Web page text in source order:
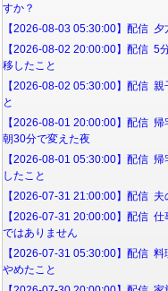
すか？
【2026-08-03 05:30:00】配信
【2026-08-02 20:00:00】配信 5
移したこと
【2026-08-02 05:30:00】配信
と
【2026-08-01 20:00:00】配信
朝30分で変えた夜
【2026-08-01 05:30:00】配信
したこと
【2026-07-31 21:00:00】配信
【2026-07-31 20:00:00】配信
ではありません
【2026-07-31 05:30:00】配信
やめたこと